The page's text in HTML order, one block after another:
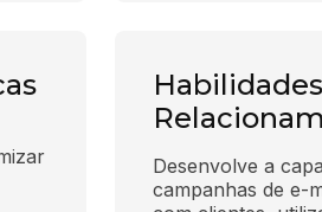
Desenvolve a
campanhas de e-